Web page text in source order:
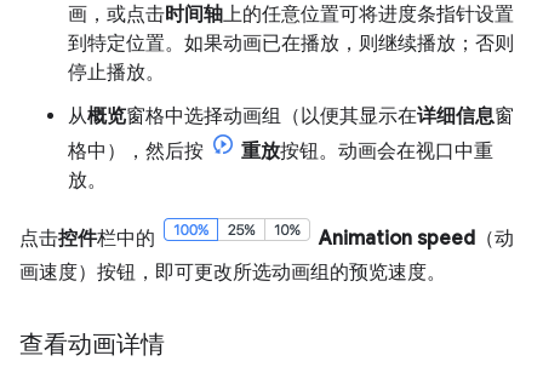
画，或点击时间轴上的任意位置可将进度条指针设置
到特定位置。如果动画已在播放，则继续播放；否则
停止播放。
从概览窗格中选择动画组（以便其显示在详细信息窗
格中），然后按
重放按钮。动画会在视口中重
放。
点击控件栏中的 Animation speed （动
画速度）按钮，即可更改所选动画组的预览速度。
查看动画详情